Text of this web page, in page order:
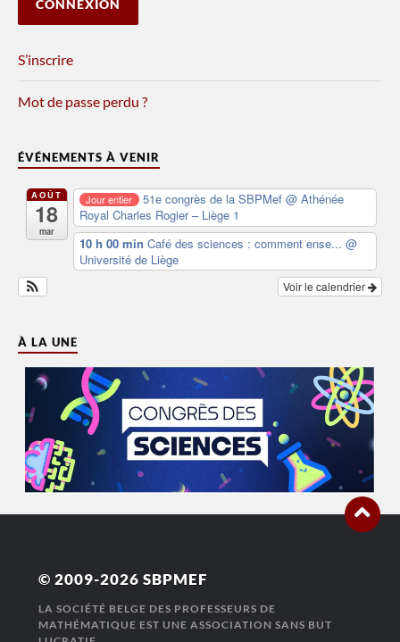
S’inscrire
Mot de passe perdu ?
ÉVÉNEMENTS À VENIR
AOÛT
18
mar
Jour entier 51e congrès de la SBPMef@ Athénée
Royal Charles Rogier – Liège 1
10 h 00 min Café des sciences : comment ense... @
Université de Liège
Voir le calendrier
À LA UNE
© 2009-2026 SBPMEF
LA SOCIÉTÉ BELGE DES PROFESSEURS DE
MATHÉMATIQUE EST UNE ASSOCIATION SANS BUT